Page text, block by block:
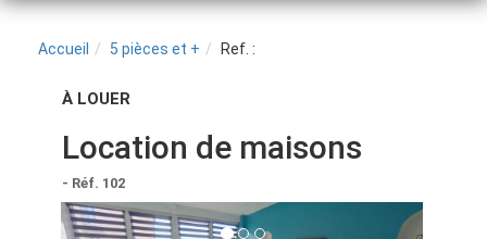
Accueil 5 pièces et + Ref. :
À LOUER
Location de maisons
- Réf. 102